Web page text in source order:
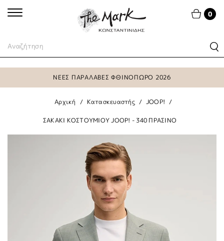
0
ΝΕΕΣ ΠΑΡΑΛΑΒΕΣ ΦΘΙΝΟΠΩΡΟ 2026
Αρχική Κατασκευαστής JOOP!
ΣΑΚΑΚΙ ΚΟΣΤΟΥΜΙΟΥ JOOP! - 340 ΠΡΑΣΙΝΟ